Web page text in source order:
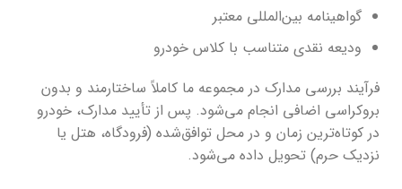
گواهینامه بین‌المللی معتبر
ودیعه نقدی متناسب با کلاس خودرو
فرآیند بررسی مدارک در مجموعه ما کاملاً ساختارمند و بدون
بروکراسی اضافی انجام می‌شود. پس از تأیید مدارک، خودرو
در کوتاه‌ترین زمان و در محل توافق‌شده (فرودگاه، هتل یا
نزدیک حرم) تحویل داده می‌شود.